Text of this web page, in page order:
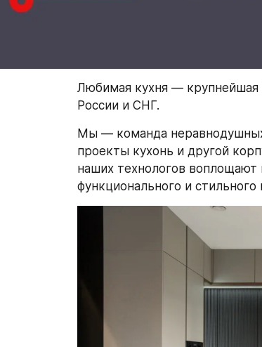
Любимая кухня — крупнейшая
России и СНГ.
Мы — команда неравнодушных
проекты кухонь и другой
наших технологов
функционального и стильного